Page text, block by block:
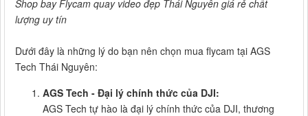
Shop bay Flycam quay video đẹp Thái Nguyên giá rẻ chất
lượng uy tín
Dưới đây là những lý do bạn nên chọn mua flycam tại AGS
Tech Thái Nguyên:
AGS Tech - Đại lý chính thức của DJI:
AGS Tech tự hào là đại lý chính thức của DJI, thương